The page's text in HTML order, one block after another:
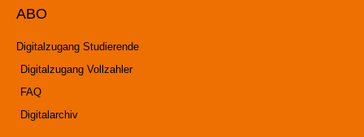
ABO
Digitalzugang Studierende
Digitalzugang Vollzahler
FAQ
Digitalarchiv